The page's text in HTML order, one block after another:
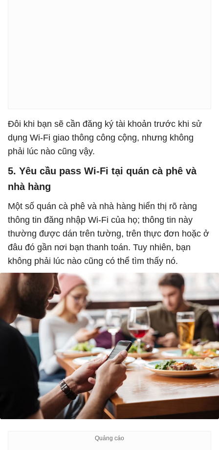
Đôi khi bạn sẽ cần đăng ký tài khoản trước khi sử
dụng Wi-Fi giao thông công cộng, nhưng không
phải lúc nào cũng vậy.
5. Yêu cầu pass Wi-Fi tại quán cà phê và
nhà hàng
Một số quán cà phê và nhà hàng hiển thị rõ ràng
thông tin đăng nhập Wi-Fi của họ; thông tin này
thường được dán trên tường, trên thực đơn hoặc ở
đâu đó gần nơi bạn thanh toán. Tuy nhiên, bạn
không phải lúc nào cũng có thể tìm thấy nó.